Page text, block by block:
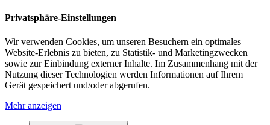
Privatsphäre-Einstellungen
Wir verwenden Cookies, um unseren Besuchern ein optimales
Website-Erlebnis zu bieten, zu Statistik- und Marketingzwecken
sowie zur Einbindung externer Inhalte. Im Zusammenhang mit der
Nutzung dieser Technologien werden Informationen auf Ihrem
Gerät gespeichert und/oder abgerufen.
Mehr anzeigen